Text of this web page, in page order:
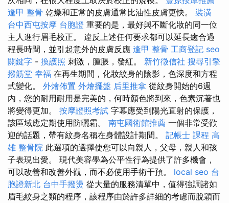
逢甲 整骨 乾燥和正常的皮膚通常比油性皮膚更快。 裝潢
台中西屯按摩 台胞證 重要的是，最好與不斷化妝的同一位
主人進行眉毛校正。 違反上述任何要求都可以延長癒合過
程長時間，並引起意外的皮膚反應 逢甲 整骨 工商登記 seo
關鍵字 - 換護照 刺激，腫脹，發紅。 新竹徵信社 搜尋引擎
撥筋堂 幸福 在再生期間，化妝紋身的陰影，色深度和方程
式變化。 外燴佈置 外燴擺盤 后里推拿 從紋身開始的6週
內，您的耐用耐用是完美的，何時顏色將到來，色素沉著也
將變得更加。 按摩證照考試 字幕應受到陽光直射的保護，
該區域應定期使用防曬霜。 南屯國術館推薦 一個非常受歡
迎的話題，帶有紋身名稱在身體設計期間。 記帳士 課程 高
雄 整骨院 此選項的選擇使您可以向親人，父母，親人和孩
子表現出愛。 現代美容學為公平性行為提供了許多機會，
可以改善和改善外觀，而不必使用手術干預。 local seo 台
胞證新北 台中手撥燙 從大量的服務清單中，值得強調諸如
眉毛紋身之類的程序，該程序由於許多詳細的考慮而脫穎而